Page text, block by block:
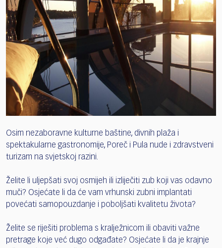
Osim nezaboravne kulturne baštine, divnih plaža i
spektakularne gastronomije, Poreč i Pula nude i zdravstveni
turizam na svjetskoj razini.
Želite li uljepšati svoj osmijeh ili izliječiti zub koji vas odavno
muči? Osjećate li da će vam vrhunski zubni implantati
povećati samopouzdanje i poboljšati kvalitetu života?
Želite se riješiti problema s kralježnicom ili obaviti važne
pretrage koje već dugo odgađate? Osjećate li da je krajnje